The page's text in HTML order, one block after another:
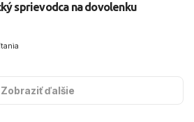
sprievodca na dovolenku
Zobraziť ďalšie